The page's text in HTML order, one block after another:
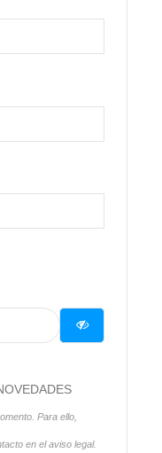
Para ello,
en el aviso legal.